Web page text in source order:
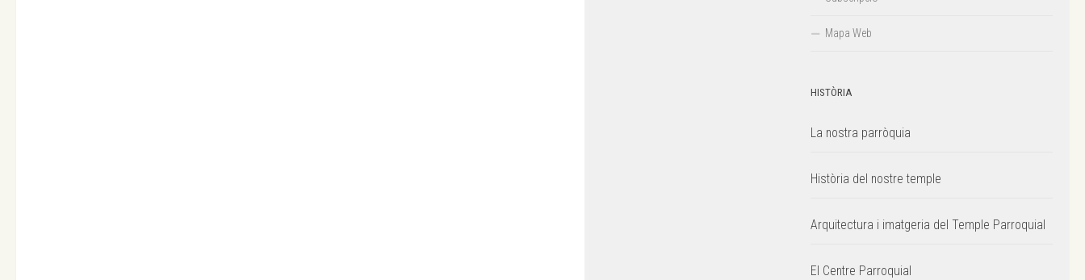
Mapa Web
HISTÒRIA
La nostra parròquia
Història del nostre temple
Arquitectura i imatgeria del Temple Parroquial
El Centre Parroquial